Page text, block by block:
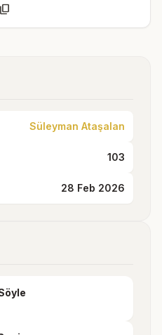
content_copy
Süleyman Ataşalan
103
28 Feb 2026